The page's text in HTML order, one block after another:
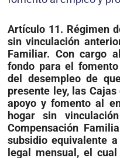
Artículo 11. Régimen
sin vinculación
Familiar. Con cargo
fondo para el
del desempleo de
presente ley, las
apoyo y fomento al
hogar sin
Compensación
subsidio equivalente
legal mensual, el